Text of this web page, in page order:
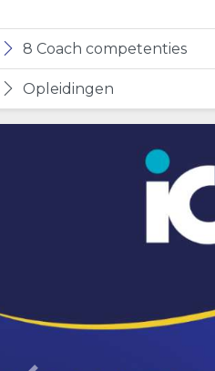
8 Coach competenties
Opleidingen